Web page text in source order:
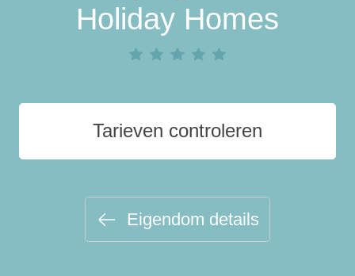
Campings
Bestemmingen
Holiday Homes
Tarieven controleren
Eigendom details